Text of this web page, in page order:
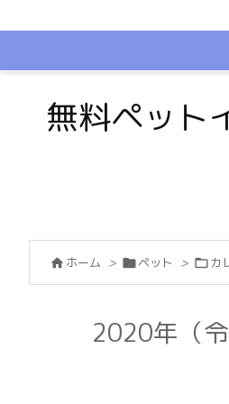
無料ペット
 ホーム > ペット > カ
2020年（